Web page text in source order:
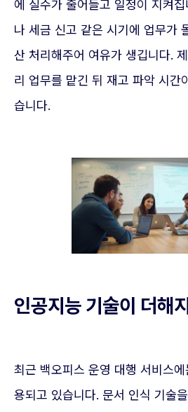
에 실수가 줄어들고 일정이 지켜집
나 세금 신고 같은 시기에 업무가
산 처리해주어 여유가 생깁니다.
리 업무를 맡긴 뒤 재고 파악 시간
습니다.
인공지능 기술이 더해
최근 백오피스 운영 대행 서비스
용되고 있습니다. 문서 인식 기술